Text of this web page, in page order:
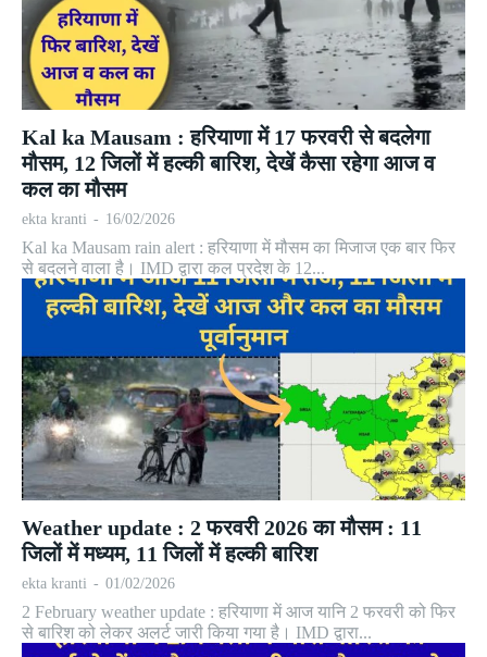
Kal ka Mausam : हरियाणा में 17 फरवरी से बदलेगा
मौसम, 12 जिलों में हल्की बारिश, देखें कैसा रहेगा आज व
कल का मौसम
ekta kranti - 16/02/2026
Kal ka Mausam rain alert : हरियाणा में मौसम का मिजाज एक बार फिर
से बदलने वाला है। IMD द्वारा कल प्रदेश के 12...
Weather update : 2 फरवरी 2026 का मौसम : 11
जिलों में मध्यम, 11 जिलों में हल्की बारिश
ekta kranti - 01/02/2026
2 February weather update : हरियाणा में आज यानि 2 फरवरी को फिर
से बारिश को लेकर अलर्ट जारी किया गया है। IMD द्वारा...